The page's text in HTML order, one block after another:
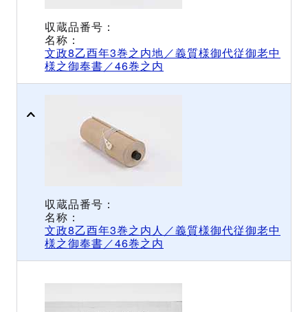
文政8乙酉年3巻之内地／義質様御代従御老中
様之御奉書／46巻之内
文政8乙酉年3巻之内人／義質様御代従御老中
様之御奉書／46巻之内